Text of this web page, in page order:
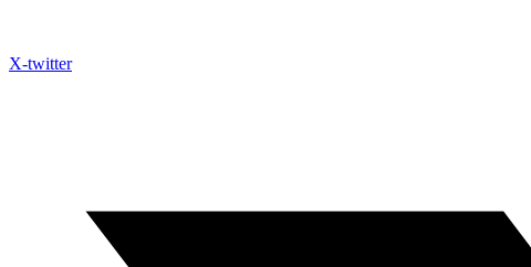
X-twitter